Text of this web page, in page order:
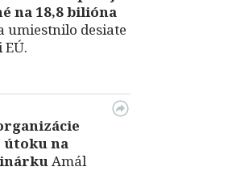
na 18,8 bilióna
umiestnilo desiate
na
Amál